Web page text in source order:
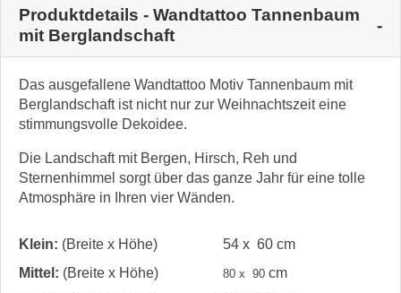
Produktdetails - Wandtattoo Tannenbaum
mit Berglandschaft
Das ausgefallene Wandtattoo Motiv Tannenbaum mit
Berglandschaft ist nicht nur zur Weihnachtszeit eine
stimmungsvolle Dekoidee.
Die Landschaft mit Bergen, Hirsch, Reh und
Sternenhimmel sorgt über das ganze Jahr für eine tolle
Atmosphäre in Ihren vier Wänden.
Klein: (Breite x Höhe)
54 x 60 cm
Mittel: (Breite x Höhe) 80 x 90 cm